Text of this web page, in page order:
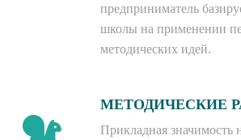
предприниматель
школы на применении
методических идей.
МЕТОДИЧЕСКИЕ
Прикладная значимость